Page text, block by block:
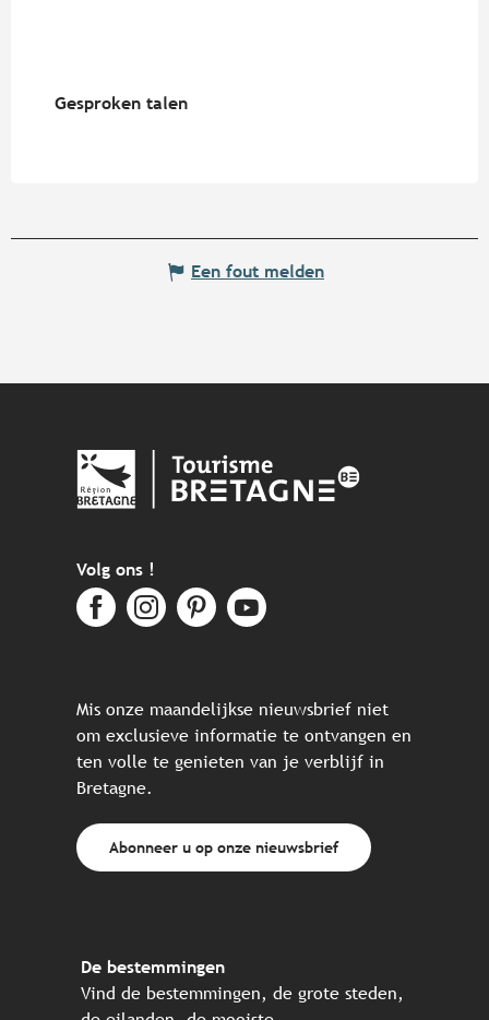
Gesproken talen
Gesproken talen
Een fout melden
Volg ons !
Mis onze maandelijkse nieuwsbrief niet
om exclusieve informatie te ontvangen en
ten volle te genieten van je verblijf in
Bretagne.
Abonneer u op onze nieuwsbrief
De bestemmingen
Vind de bestemmingen, de grote steden,